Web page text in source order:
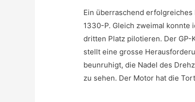
Ein überraschend
1330-P. Gleich zweimal konnte
dritten Platz pilotieren. Der GP-
stellt eine grosse
beunruhigt, die Nadel des
zu sehen. Der Motor hat die